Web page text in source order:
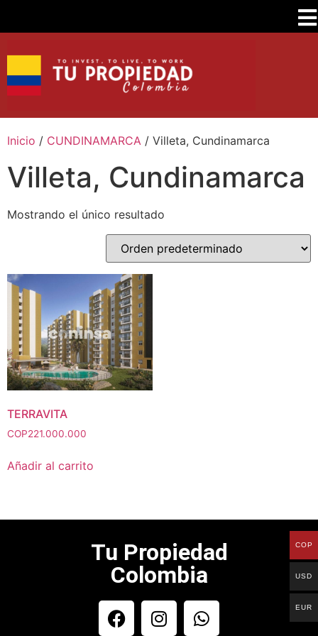
Inicio / CUNDINAMARCA / Villeta, Cundinamarca
Villeta, Cundinamarca
Mostrando el único resultado
TERRAVITA
COP221.000.000
Añadir al carrito
Tu Propiedad
Colombia
COP
USD
EUR